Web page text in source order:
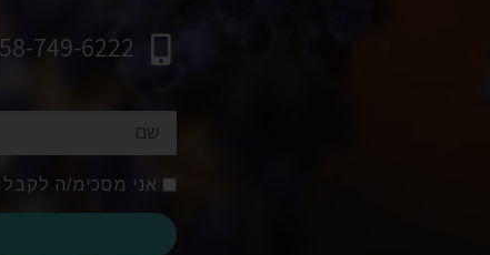
749-6222
אני מסכימ/ה לקבל